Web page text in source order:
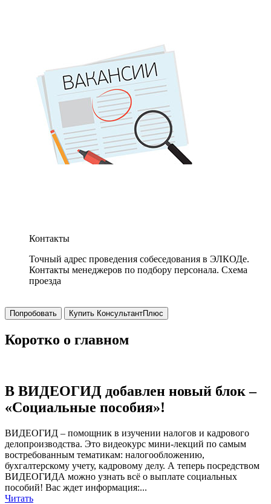
Контакты
Точный адрес проведения собеседования в ЭЛКОДе.
Контакты менеджеров по подбору персонала. Схема
проезда
Попробовать Купить КонсультантПлюс
Коротко о главном
В ВИДЕОГИД добавлен новый блок –
«Социальные пособия»!
ВИДЕОГИД – помощник в изучении налогов и кадрового
делопроизводства. Это видеокурс мини-лекций по самым
востребованным тематикам: налогообложению,
бухгалтерскому учету, кадровому делу. А теперь посредством
ВИДЕОГИДА можно узнать всё о выплате социальных
пособий! Вас ждет информация:...
Читать